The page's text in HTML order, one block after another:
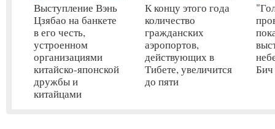
Выступление Вэнь
Цзябао на банкете
в его честь,
устроенном
организациями
китайско-японской
дружбы и
китайцами
К концу этого года
количество
гражданских
аэропортов,
действующих в
Тибете, увеличится
до пяти
Бич